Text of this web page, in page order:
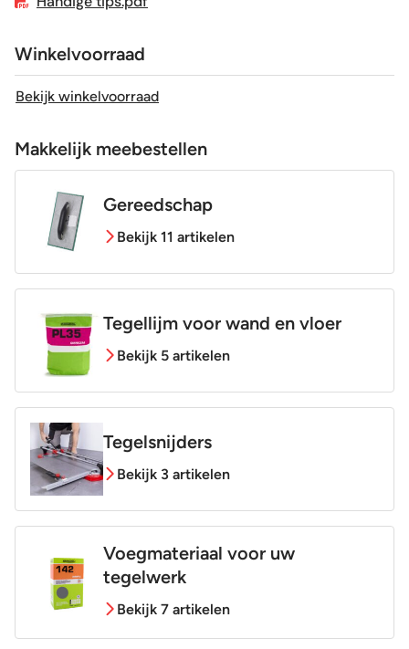
Winkelvoorraad
Bekijk winkelvoorraad
Makkelijk meebestellen
Gereedschap
Bekijk 11 artikelen
Tegellijm voor wand en vloer
Bekijk 5 artikelen
Tegelsnijders
Bekijk 3 artikelen
Voegmateriaal voor uw
tegelwerk
Bekijk 7 artikelen